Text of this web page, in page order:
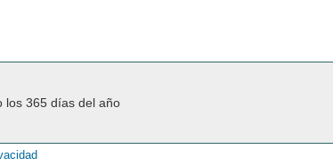
los 365 días del año